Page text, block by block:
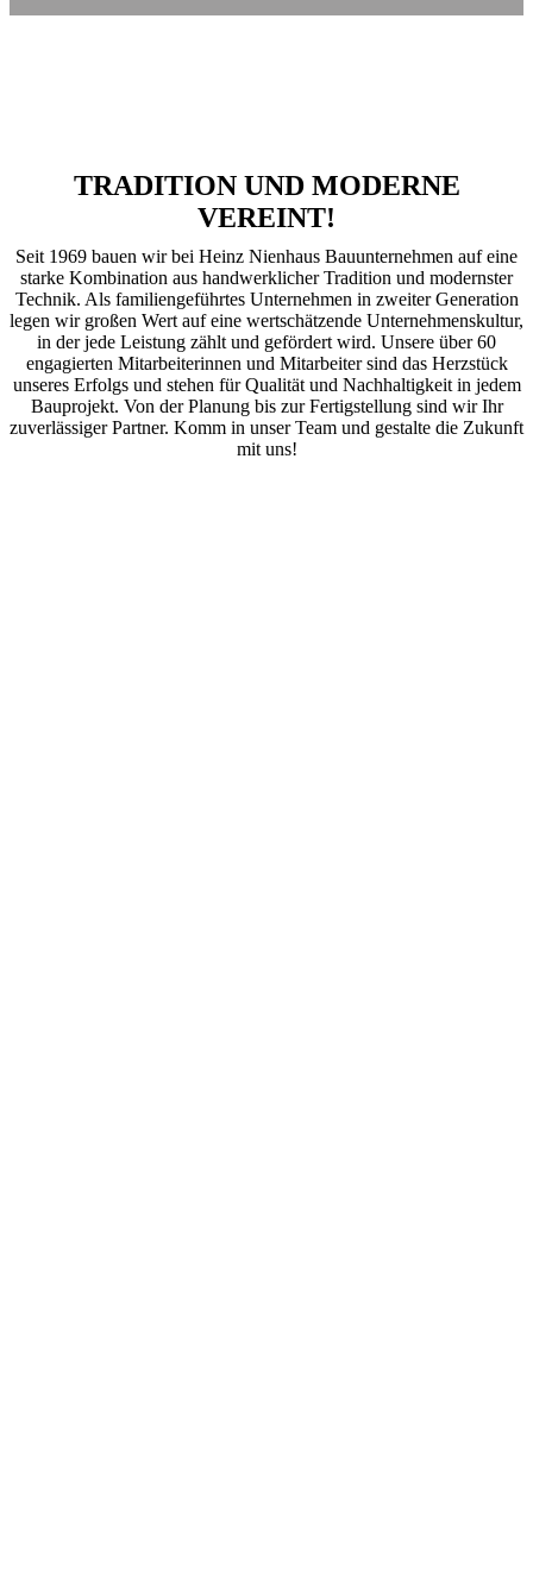
TRADITION UND MODERNE
VEREINT!
Seit 1969 bauen wir bei Heinz Nienhaus Bauunternehmen auf eine
starke Kombination aus handwerklicher Tradition und modernster
Technik. Als familiengeführtes Unternehmen in zweiter Generation
legen wir großen Wert auf eine wertschätzende Unternehmenskultur,
in der jede Leistung zählt und gefördert wird. Unsere über 60
engagierten Mitarbeiterinnen und Mitarbeiter sind das Herzstück
unseres Erfolgs und stehen für Qualität und Nachhaltigkeit in jedem
Bauprojekt. Von der Planung bis zur Fertigstellung sind wir Ihr
zuverlässiger Partner. Komm in unser Team und gestalte die Zukunft
mit uns!